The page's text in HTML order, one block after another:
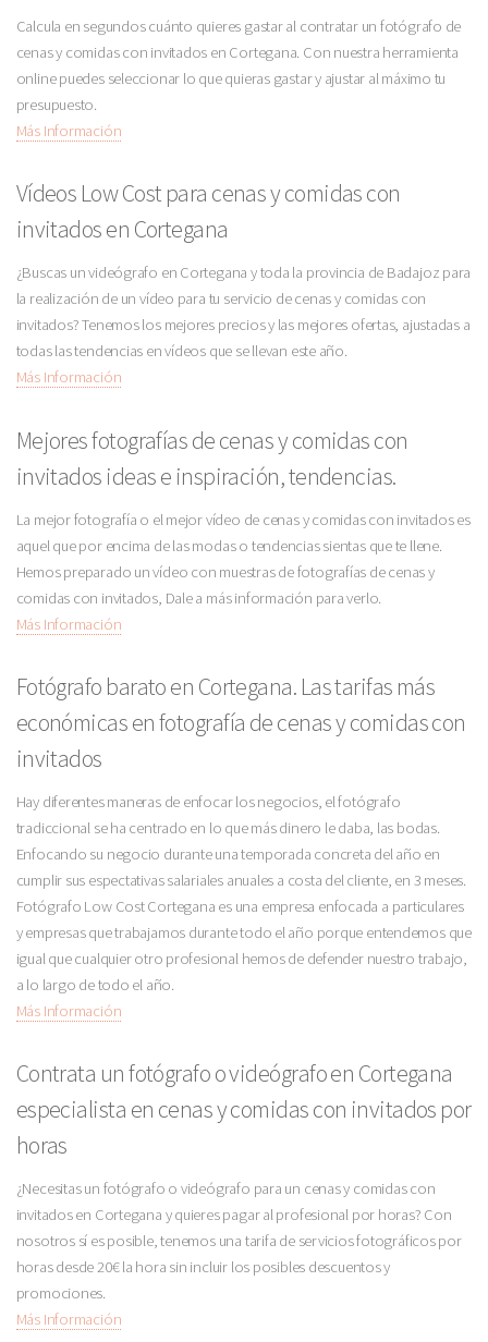
Calcula en segundos cuánto quieres gastar al contratar un fotógrafo de
cenas y comidas con invitados en Cortegana. Con nuestra herramienta
online puedes seleccionar lo que quieras gastar y ajustar al máximo tu
presupuesto.
Más Información
Vídeos Low Cost para cenas y comidas con
invitados en Cortegana
¿Buscas un videógrafo en Cortegana y toda la provincia de Badajoz para
la realización de un vídeo para tu servicio de cenas y comidas con
invitados? Tenemos los mejores precios y las mejores ofertas, ajustadas a
todas las tendencias en vídeos que se llevan este año.
Más Información
Mejores fotografías de cenas y comidas con
invitados ideas e inspiración, tendencias.
La mejor fotografía o el mejor vídeo de cenas y comidas con invitados es
aquel que por encima de las modas o tendencias sientas que te llene.
Hemos preparado un vídeo con muestras de fotografías de cenas y
comidas con invitados, Dale a más información para verlo.
Más Información
Fotógrafo barato en Cortegana. Las tarifas más
económicas en fotografía de cenas y comidas con
invitados
Hay diferentes maneras de enfocar los negocios, el fotógrafo
tradiccional se ha centrado en lo que más dinero le daba, las bodas.
Enfocando su negocio durante una temporada concreta del año en
cumplir sus espectativas salariales anuales a costa del cliente, en 3 meses.
Fotógrafo Low Cost Cortegana es una empresa enfocada a particulares
y empresas que trabajamos durante todo el año porque entendemos que
igual que cualquier otro profesional hemos de defender nuestro trabajo,
a lo largo de todo el año.
Más Información
Contrata un fotógrafo o videógrafo en Cortegana
especialista en cenas y comidas con invitados por
horas
¿Necesitas un fotógrafo o videógrafo para un cenas y comidas con
invitados en Cortegana y quieres pagar al profesional por horas? Con
nosotros sí es posible, tenemos una tarifa de servicios fotográficos por
horas desde 20€ la hora sin incluir los posibles descuentos y
promociones.
Más Información